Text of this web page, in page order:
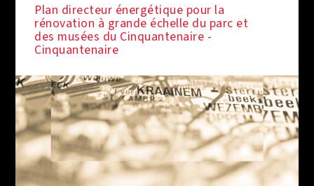
Plan directeur énergétique pour la
rénovation à grande échelle du parc et
des musées du Cinquantenaire -
Cinquantenaire